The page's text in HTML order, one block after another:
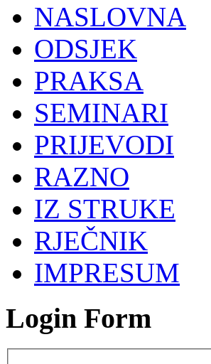
NASLOVNA
ODSJEK
PRAKSA
SEMINARI
PRIJEVODI
RAZNO
IZ STRUKE
RJEČNIK
IMPRESUM
Login Form